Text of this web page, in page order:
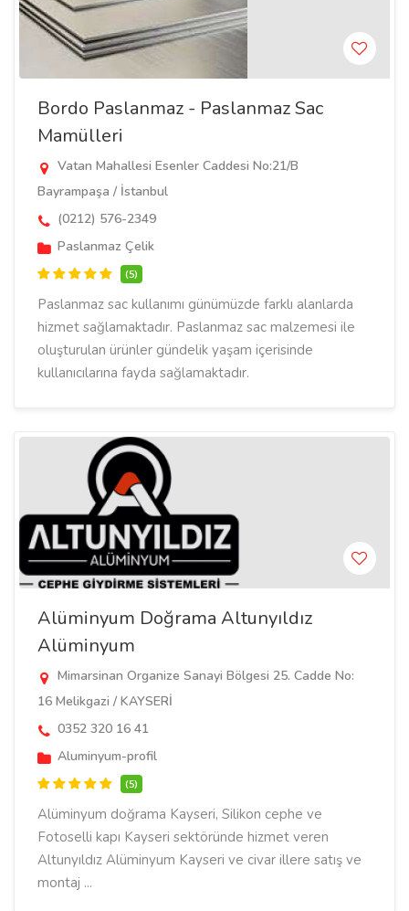
Bordo Paslanmaz - Paslanmaz Sac
Mamülleri
Vatan Mahallesi Esenler Caddesi No:21/B
Bayrampaşa / İstanbul
(0212) 576-2349
Paslanmaz Çelik
(5)
Paslanmaz sac kullanımı günümüzde farklı alanlarda
hizmet sağlamaktadır. Paslanmaz sac malzemesi ile
oluşturulan ürünler gündelik yaşam içerisinde
kullanıcılarına fayda sağlamaktadır.
Alüminyum Doğrama Altunyıldız
Alüminyum
Mimarsinan Organize Sanayi Bölgesi 25. Cadde No:
16 Melikgazi / KAYSERİ
0352 320 16 41
Aluminyum-profil
(5)
Alüminyum doğrama Kayseri, Silikon cephe ve
Fotoselli kapı Kayseri sektöründe hizmet veren
Altunyıldız Alüminyum Kayseri ve civar illere satış ve
montaj ...